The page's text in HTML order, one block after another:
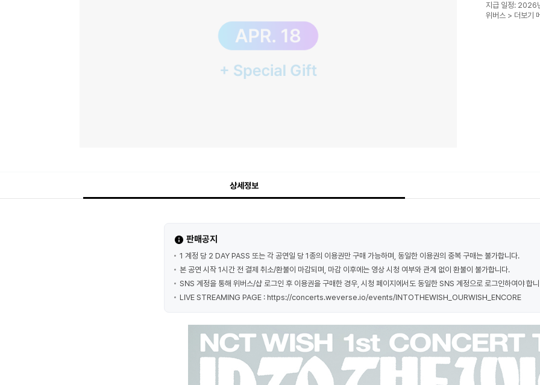
지급 일정: 2026
위버스 > 더보기
상세정보
판매공지
1 계정 당 2 DAY PASS 또는 각 공연일 당 1종의 이용권만 구매 가능하며, 동일한 이용권의 중복 구매는 불가합니다.
본 공연 시작 1시간 전 결제 취소/환불이 마감되며, 마감 이후에는 영상 시청 여부와 관계 없이 환불이 불가합니다.
SNS 계정을 통해 위버스/샵 로그인 후 이용권을 구매한 경우, 시청 페이지에서도 동일한 SNS 계정으로 로그인하여야 합
LIVE STREAMING PAGE : https://concerts.weverse.io/events/INTOTHEWISH_OURWISH_ENCORE